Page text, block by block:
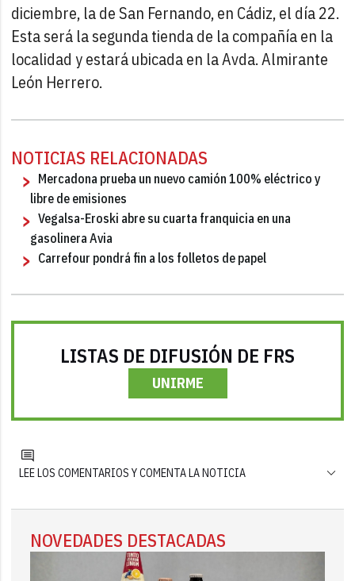
diciembre, la de San Fernando, en Cádiz, el día 22.
Esta será la segunda tienda de la compañía en la
localidad y estará ubicada en la Avda. Almirante
León Herrero.
NOTICIAS RELACIONADAS
Mercadona prueba un nuevo camión 100% eléctrico y
libre de emisiones
Vegalsa-Eroski abre su cuarta franquicia en una
gasolinera Avia
Carrefour pondrá fin a los folletos de papel
LISTAS DE DIFUSIÓN DE FRS
UNIRME
LEE LOS COMENTARIOS Y COMENTA LA NOTICIA
NOVEDADES DESTACADAS